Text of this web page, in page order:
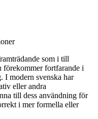
som i till
förekommer fortfarande i
I modern svenska har
eller andra
till dess användning för
i mer formella eller